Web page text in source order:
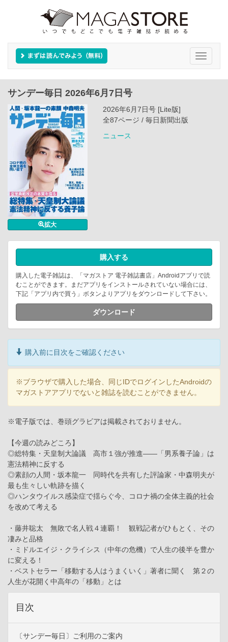
Toggle
サンデー毎日 2026年6月7日号
拡大
2026年6月7日号 [Lite版]
全87ページ / 毎日新聞出版
ニュース
購入する
購入した電子雑誌は、「マガストア 電子雑誌書店」Androidアプリで読
むことができます。まだアプリをインストールされていない場合には、
下記「アプリ内で買う」ボタンよりアプリをダウンロードして下さい。
ダウンロード
購入前に目次をご確認ください
※ブラウザで購入した場合、同じIDでログインしたAndroidの
マガストアアプリでないと雑誌を読むことができません。
※電子版では、巻頭グラビアは掲載されておりません。
【今週の読みどころ】
◎総特集・天皇制大論議 高市１強が推進――「男系養子論」は
憲法精神に反する
◎素顔の人間・坂本龍一 同時代を共有した評論家・中森明夫が
最も生々しい軌跡を描く
◎ハンタウイルス感染症で揺らぐ今、コロナ禍の全体主義的社会
を改めて考える
・藤井聡太 無敗で名人戦４連覇！ 観戦記者がひもとく、その
凄みと品格
・ミドルエイジ・クライシス（中年の危機）で人生の後半を豊か
に変える！
・ベストセラー「移動する人はうまくいく」著者に聞く 第２の
人生が花開く中高年の「移動」とは
目次
〔サンデー毎日〕ご利用のご案内